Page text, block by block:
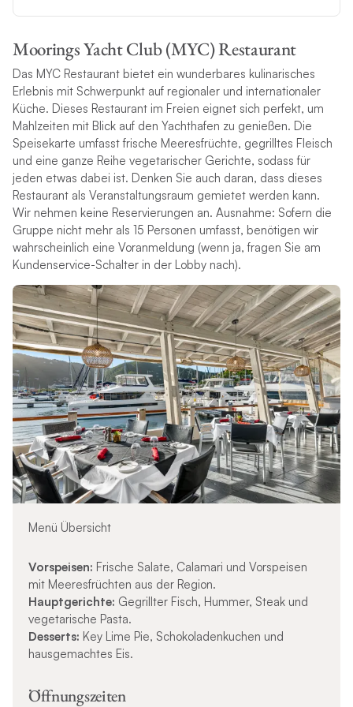
Moorings Yacht Club (MYC) Restaurant
Das MYC Restaurant bietet ein wunderbares kulinarisches
Erlebnis mit Schwerpunkt auf regionaler und internationaler
Küche. Dieses Restaurant im Freien eignet sich perfekt, um
Mahlzeiten mit Blick auf den Yachthafen zu genießen. Die
Speisekarte umfasst frische Meeresfrüchte, gegrilltes Fleisch
und eine ganze Reihe vegetarischer Gerichte, sodass für
jeden etwas dabei ist. Denken Sie auch daran, dass dieses
Restaurant als Veranstaltungsraum gemietet werden kann.
Wir nehmen keine Reservierungen an. Ausnahme: Sofern die
Gruppe nicht mehr als 15 Personen umfasst, benötigen wir
wahrscheinlich eine Voranmeldung (wenn ja, fragen Sie am
Kundenservice-Schalter in der Lobby nach).
Menü Übersicht
Vorspeisen: Frische Salate, Calamari und Vorspeisen
mit Meeresfrüchten aus der Region.
Hauptgerichte: Gegrillter Fisch, Hummer, Steak und
vegetarische Pasta.
Desserts: Key Lime Pie, Schokoladenkuchen und
hausgemachtes Eis.
Öffnungszeiten